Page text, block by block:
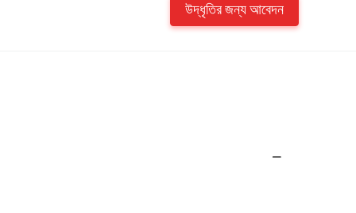
উদ্ধৃতির জন্য আবেদন